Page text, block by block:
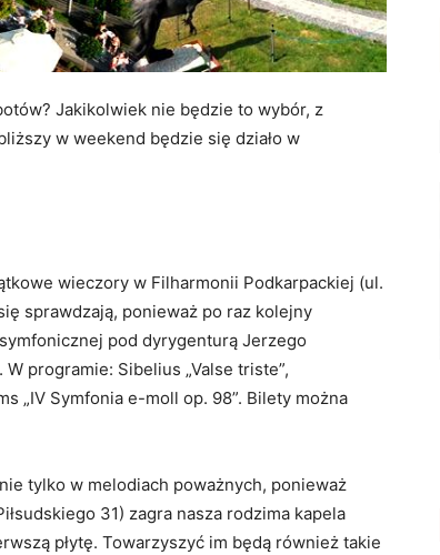
Jakikolwiek nie będzie to wybór, z
w weekend będzie się działo w
wieczory w Filharmonii Podkarpackiej (ul.
sprawdzają, ponieważ po raz kolejny
pod dyrygenturą Jerzego
programie: Sibelius „Valse triste”,
„IV Symfonia e-moll op. 98”. Bilety można
tylko w melodiach poważnych, ponieważ
31) zagra nasza rodzima kapela
płytę. Towarzyszyć im będą również takie